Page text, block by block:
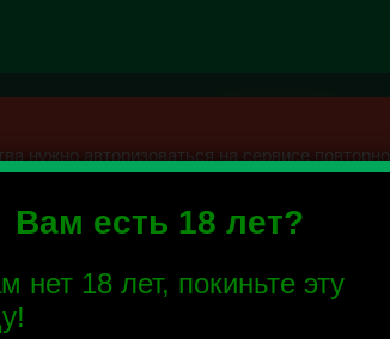
Вам есть 18 лет?
нет 18 лет, покиньте эту
нужно авторизоваться на сервисе повторно.
Новгород 18+
0.5
могут только ПОДПИСЧИКИ